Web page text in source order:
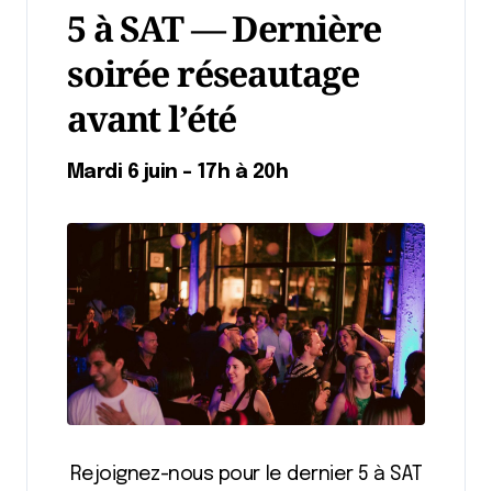
5 à SAT — Dernière
soirée réseautage
avant l’été
Mardi 6 juin – 17h à 20h
Rejoignez-nous pour le dernier 5 à SAT